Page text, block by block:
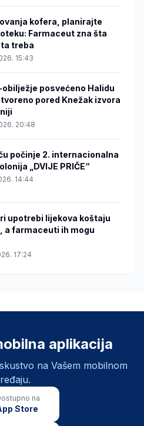
kofera, planirajte
Farmaceut zna šta
treba
15:43
posvećeno Halidu
pored Knežak izvora
20:48
počinje 2. internacionalna
„DVIJE PRIČE“
14:44
upotrebi lijekova koštaju
a farmaceuti ih mogu
17:24
aplikacija
na Vašem mobilnom
na
Store